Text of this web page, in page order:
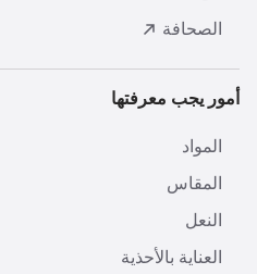
الصحافة
أمور يجب معرفتها
المواد
المقاس
النعل
العناية بالأحذية